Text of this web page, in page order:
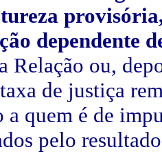
dependente
Relação ou,
de justiça
a quem é de
pelo